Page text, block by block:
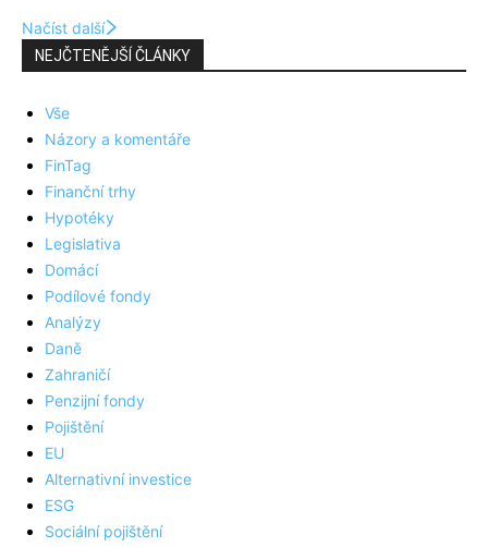
Načíst další
NEJČTENĚJŠÍ ČLÁNKY
Vše
Názory a komentáře
FinTag
Finanční trhy
Hypotéky
Legislativa
Domácí
Podílové fondy
Analýzy
Daně
Zahraničí
Penzijní fondy
Pojištění
EU
Alternativní investice
ESG
Sociální pojištění